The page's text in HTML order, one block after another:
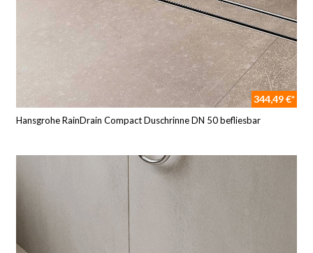
344,49 €*
Hansgrohe RainDrain Compact Duschrinne DN 50 befliesbar